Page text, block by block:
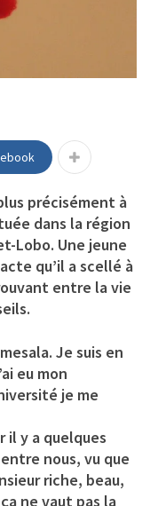
précisément à
dans la région
Lobo. Une jeune
qu’il a scellé à
entre la vie
Je suis en
eu mon
je me
il y a quelques
nous, vu que
riche, beau,
ne vaut pas la